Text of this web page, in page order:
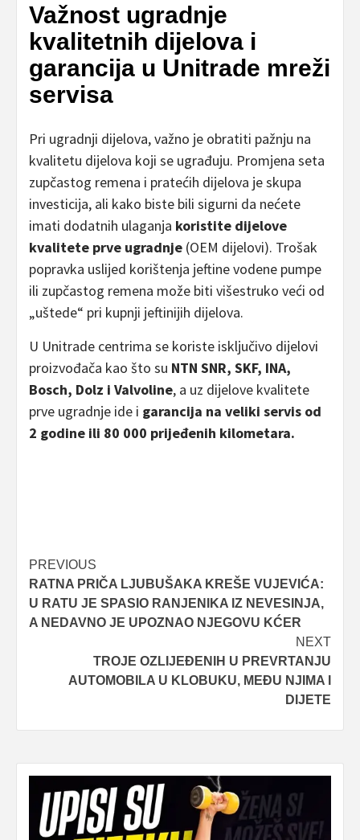
Važnost ugradnje
kvalitetnih dijelova i
garancija u Unitrade mreži
servisa
Pri ugradnji dijelova, važno je obratiti pažnju na
kvalitetu dijelova koji se ugrađuju. Promjena seta
zupčastog remena i pratećih dijelova je skupa
investicija, ali kako biste bili sigurni da nećete
imati dodatnih ulaganja koristite dijelove
kvalitete prve ugradnje (OEM dijelovi). Trošak
popravka uslijed korištenja jeftine vodene pumpe
ili zupčastog remena može biti višestruko veći od
„uštede“ pri kupnji jeftinijih dijelova.
U Unitrade centrima se koriste isključivo dijelovi
proizvođača kao što su NTN SNR, SKF, INA,
Bosch, Dolz i Valvoline, a uz dijelove kvalitete
prve ugradnje ide i garancija na veliki servis od
2 godine ili 80 000 prijeđenih kilometara.
Post
navigation
PREVIOUS
RATNA PRIČA LJUBUŠAKA KREŠE VUJEVIĆA:
U RATU JE SPASIO RANJENIKA IZ NEVESINJA,
A NEDAVNO JE UPOZNAO NJEGOVU KĆER
NEXT
TROJE OZLIJEĐENIH U PREVRTANJU
AUTOMOBILA U KLOBUKU, MEĐU NJIMA I
DIJETE